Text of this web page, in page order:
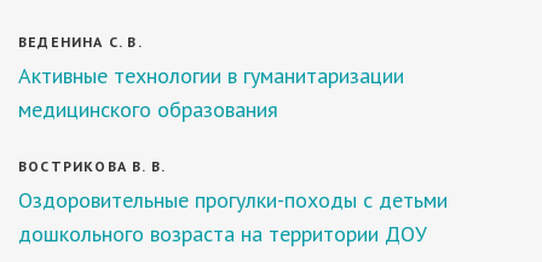
ВЕДЕНИНА С. В.
Активные технологии в гуманитаризации
медицинского образования
ВОСТРИКОВА В. В.
Оздоровительные прогулки-походы с детьми
дошкольного возраста на территории ДОУ